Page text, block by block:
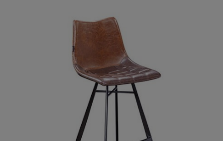
Durch den Lederbezug ist er leicht abwaschbar
und für den täglichen Gastronomie Alltag bestens
geeignet. Zudem macht er eine wirklich gute Figur
in jeder Bar Einrichtung. Ergänzen Sie Ihren Stil
durch ein weiteres Lieblingsteil und schaffen Sie
einen begehrten Platz an Ihrem Tresen.